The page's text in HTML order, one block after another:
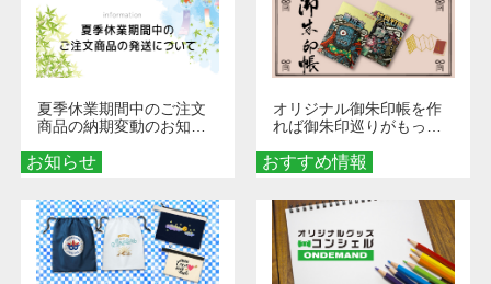
お知らせ
夏季休業期間中のご注文
商品の納期変動のお知ら
おすすめ情報
オリジナル御朱印帳を作
れば御朱印巡りがもっと
ダーメイドする魅力と選
び方